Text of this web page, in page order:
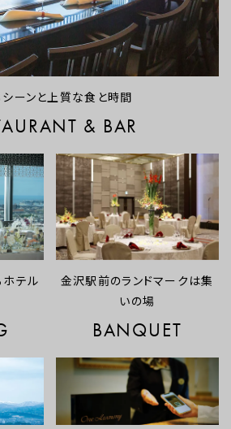
ーンと上質な食と時間
& BAR
テル
金沢駅前のランドマークは集
いの場
BANQUET